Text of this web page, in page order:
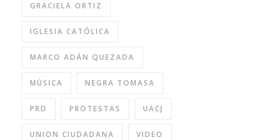
GRACIELA ORTIZ
IGLESIA CATÓLICA
MARCO ADÁN QUEZADA
MÚSICA NEGRA TOMASA
PRD PROTESTAS UACJ
UNION CIUDADANA VIDEO